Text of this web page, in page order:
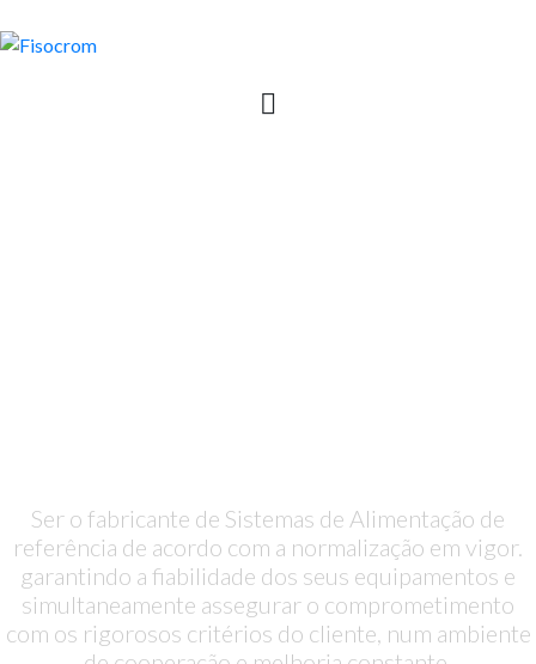
Ser o fabricante de Sistemas de Alimentação de
referência de acordo com a normalização em vigor.
garantindo a fiabilidade dos seus equipamentos e
simultaneamente assegurar o comprometimento
com os rigorosos critérios do cliente, num ambiente